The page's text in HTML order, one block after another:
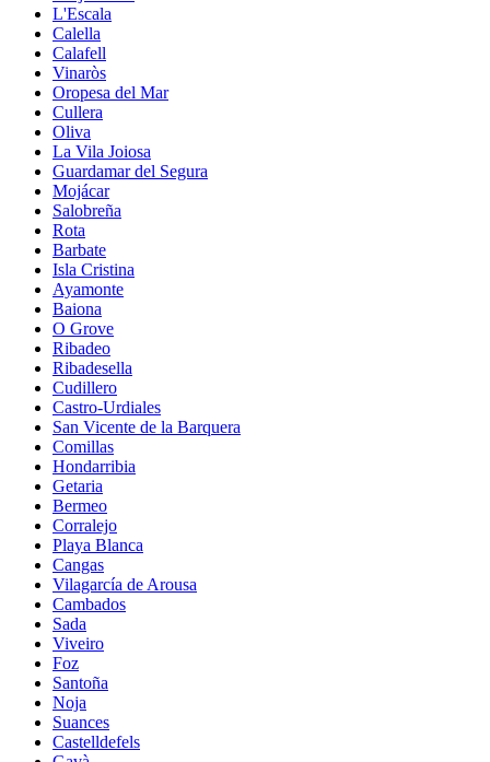
L'Escala
Calella
Calafell
Vinaròs
Oropesa del Mar
Cullera
Oliva
La Vila Joiosa
Guardamar del Segura
Mojácar
Salobreña
Rota
Barbate
Isla Cristina
Ayamonte
Baiona
O Grove
Ribadeo
Ribadesella
Cudillero
Castro-Urdiales
San Vicente de la Barquera
Comillas
Hondarribia
Getaria
Bermeo
Corralejo
Playa Blanca
Cangas
Vilagarcía de Arousa
Cambados
Sada
Viveiro
Foz
Santoña
Noja
Suances
Castelldefels